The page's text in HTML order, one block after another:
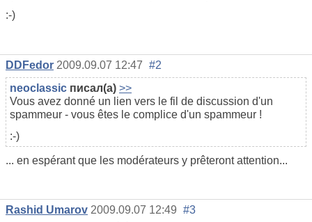
:-)
DDFedor 2009.09.07 12:47 #2
neoclassic писал(а) >>
Vous avez donné un lien vers le fil de discussion d'un
spammeur - vous êtes le complice d'un spammeur !
:-)
... en espérant que les modérateurs y prêteront attention...
Rashid Umarov 2009.09.07 12:49 #3